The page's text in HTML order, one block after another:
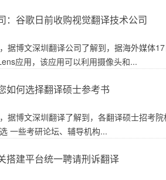
：谷歌日前收购视觉翻译技术公司
据博文深圳翻译公司了解到，据海外媒体
应用，该应用可以利用摄像头和...
如何选择翻译硕士参考书
据博文深圳翻译了解到，各翻译硕士招考
一些考研论坛、辅导机构...
搭建平台统一聘请刑诉翻译